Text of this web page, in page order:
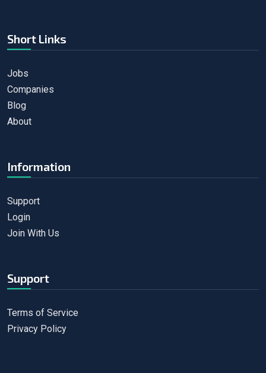
Short Links
Jobs
Companies
Blog
About
Information
Support
Login
Join With Us
Support
Terms of Service
Privacy Policy